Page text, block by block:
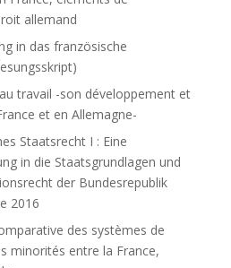
allemand
in das französische
travail -son développement et
et en Allemagne-
Staatsrecht I : Eine
in die Staatsgrundlagen und
der Bundesrepublik
2016
des systèmes de
minorités entre la France,